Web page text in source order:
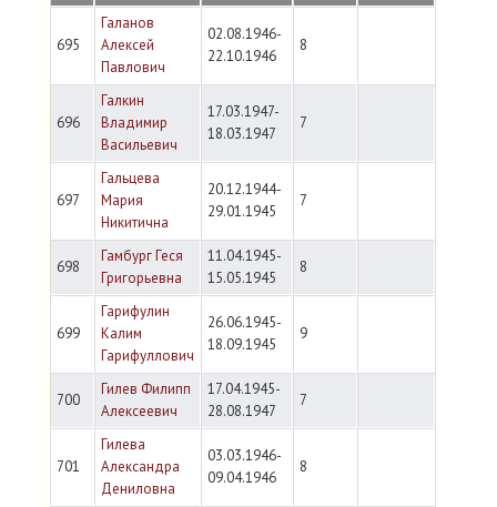
695
Галанов
Алексей
Павлович
02.08.1946-
22.10.1946
8
696
Галкин
Владимир
Васильевич
17.03.1947-
18.03.1947
7
697
Гальцева
Мария
Никитична
20.12.1944-
29.01.1945
7
698
Гамбург Геся
Григорьевна
11.04.1945-
15.05.1945
8
699
Гарифулин
Калим
Гарифуллович
26.06.1945-
18.09.1945
9
700
Гилев Филипп
Алексеевич
17.04.1945-
28.08.1947
7
701
Гилева
Александра
Дениловна
03.03.1946-
09.04.1946
8